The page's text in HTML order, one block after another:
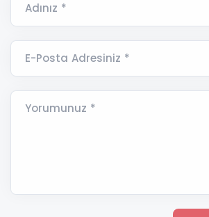
Adınız *
E-Posta Adresiniz *
Yorumunuz *